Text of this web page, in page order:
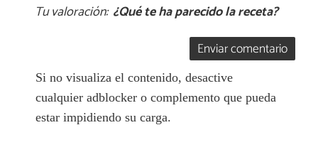
Tu valoración: ¿Qué te ha parecido la receta?
Enviar comentario
Si no visualiza el contenido, desactive
cualquier adblocker o complemento que pueda
estar impidiendo su carga.